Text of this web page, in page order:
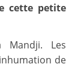
cette petite
Mandji. Les
de